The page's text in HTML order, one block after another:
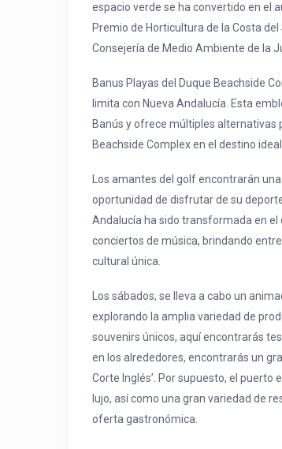
espacio verde se ha convertido en el
Premio de Horticultura de la Costa
Consejería de Medio Ambiente de la
Banus Playas del Duque Beachside
limita con Nueva Andalucía. Esta
Banús y ofrece múltiples alternativas
Beachside Complex en el destino
Los amantes del golf encontrarán
oportunidad de disfrutar de su
Andalucía ha sido transformada en
conciertos de música, brindando
cultural única.
Los sábados, se lleva a cabo un
explorando la amplia variedad de
souvenirs únicos, aquí encontrarás
en los alrededores, encontrarás un
Corte Inglés’. Por supuesto, el
lujo, así como una gran variedad de
oferta gastronómica.